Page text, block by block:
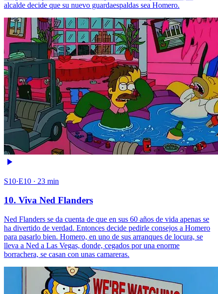
alcalde decide que su nuevo guardaespaldas sea Homero.
S10·E10 · 23 min
10. Viva Ned Flanders
Ned Flanders se da cuenta de que en sus 60 años de vida apenas se
ha divertido de verdad. Entonces decide pedirle consejos a Homero
para pasarlo bien. Homero, en uno de sus arranques de locura, se
lleva a Ned a Las Vegas, donde, cegados por una enorme
borrachera, se casan con unas camareras.